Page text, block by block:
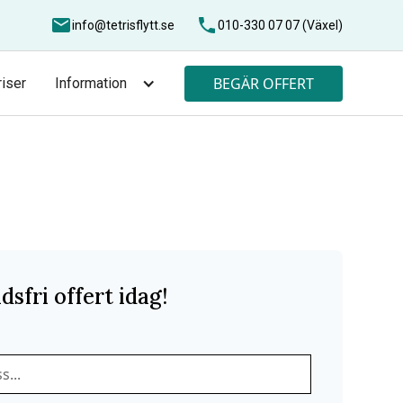
info@tetrisflytt.se 010-330 07 07 (Växel)
Information BEGÄR OFFERT
offert idag!